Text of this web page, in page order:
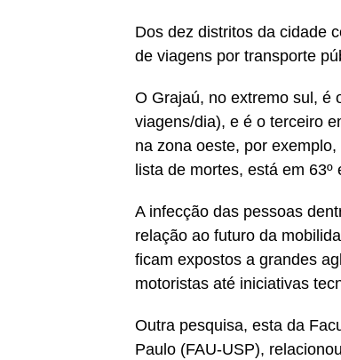
Dos dez distritos da cidade
de viagens por transporte
O Grajaú, no extremo sul, é
viagens/dia), e é o terceiro
na zona oeste, por
lista de mortes, está em 63º
A infecção das pessoas
relação ao futuro da
ficam expostos a grandes
motoristas até iniciativas
Outra pesquisa, esta da
Paulo (FAU-USP),